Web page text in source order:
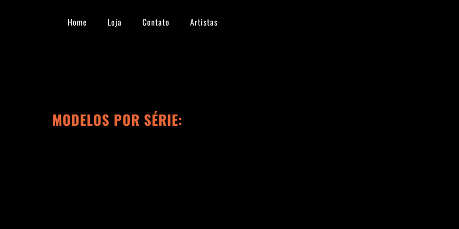
Home Loja Contato Artistas
MODELOS POR SÉRIE: